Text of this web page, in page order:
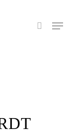
search
Menu